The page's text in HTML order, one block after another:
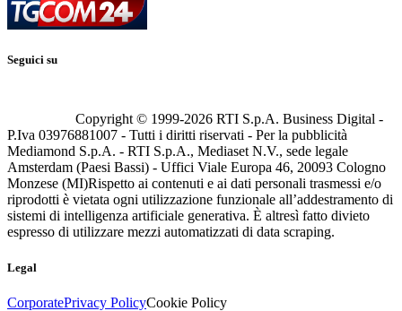
Seguici su
Copyright © 1999-2026 RTI S.p.A. Business Digital -
P.Iva 03976881007 - Tutti i diritti riservati - Per la pubblicità
Mediamond S.p.A. - RTI S.p.A., Mediaset N.V., sede legale
Amsterdam (Paesi Bassi) - Uffici Viale Europa 46, 20093 Cologno
Monzese (MI)Rispetto ai contenuti e ai dati personali trasmessi e/o
riprodotti è vietata ogni utilizzazione funzionale all’addestramento di
sistemi di intelligenza artificiale generativa. È altresì fatto divieto
espresso di utilizzare mezzi automatizzati di data scraping.
Legal
CorporatePrivacy PolicyCookie Policy